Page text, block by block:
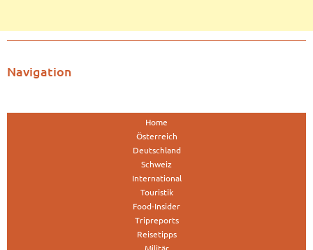
Navigation
Home
Österreich
Deutschland
Schweiz
International
Touristik
Food-Insider
Tripreports
Reisetipps